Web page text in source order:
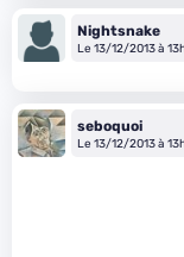
Nightsnake
Le 13/12/2013 à
seboquoi
Le 13/12/2013 à